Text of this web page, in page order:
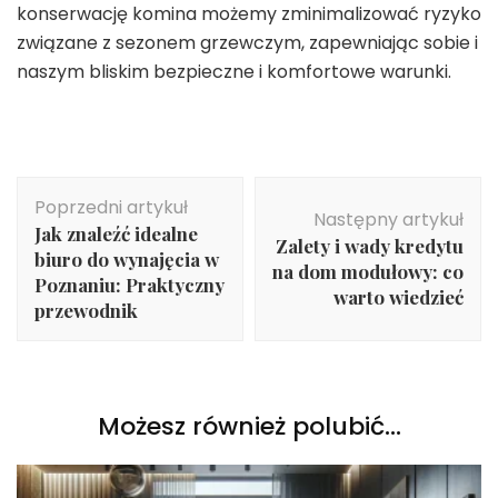
konserwację komina możemy zminimalizować ryzyko
związane z sezonem grzewczym, zapewniając sobie i
naszym bliskim bezpieczne i komfortowe warunki.
wpisu
Poprzedni artykuł
Jak znaleźć idealne
biuro do wynajęcia w
Poznaniu: Praktyczny
przewodnik
Następny artykuł
Zalety i wady kredytu
na dom modułowy: co
warto wiedzieć
Możesz również polubić…